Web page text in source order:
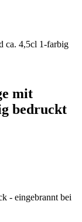
ca. 4,5cl 1-farbig
mit
bedruckt
- eingebrannt bei